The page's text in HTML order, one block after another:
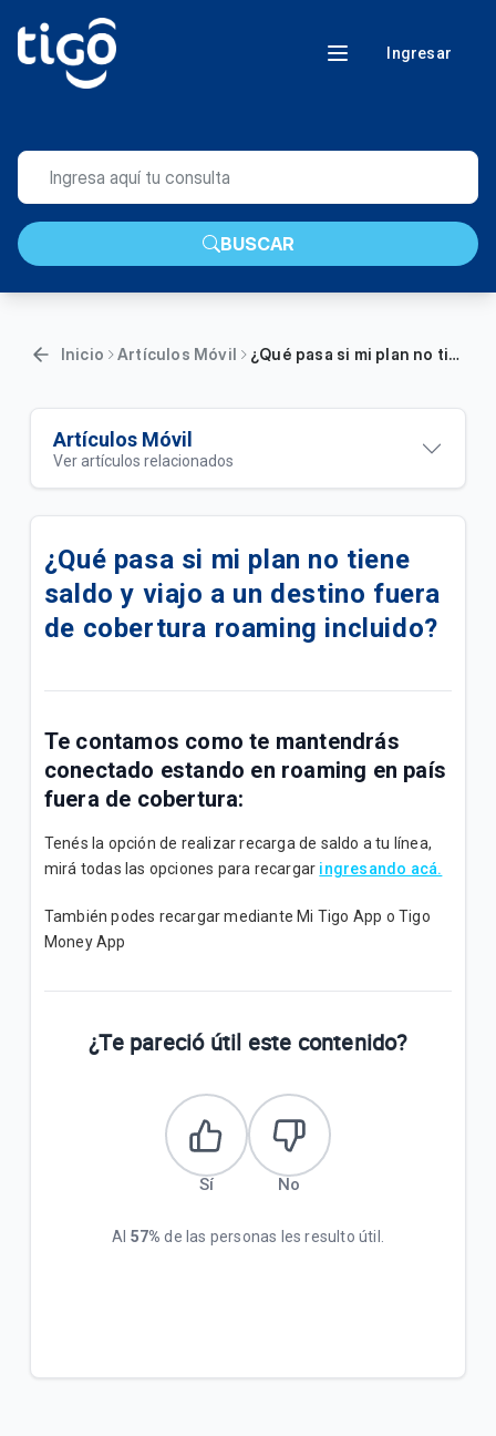
Ingresar
BUSCAR
Inicio Artículos Móvil ¿Qué pasa si mi plan no tiene saldo y viajo a un destino fuera de cobertura roaming incluido?
Artículos Móvil
Ver artículos relacionados
Alta de paquetigo TIGO SPORTS + Internet
Linea Bloqueada preventivo Roaming ¿Que hacer?🔒
📢[Comunicado] - ¿Que hacer ante contactos de
¿Cómo comprar paquetes o saldo desde Mango?
Ueno?
📶 Compra de Paquetigos Contrafactura para
¿Qué pasa si mi plan no tiene
saldo y viajo a un destino fuera
de cobertura roaming incluido?
Te contamos como te mantendrás
conectado estando en roaming en país
fuera de cobertura:
Tenés la opción de realizar recarga de saldo a tu línea,
mirá todas las opciones para recargar ingresando acá.
También podes recargar mediante Mi Tigo App o Tigo
Money App
¿Te pareció útil este contenido?
Sí No
Al 57% de las personas les resulto útil.